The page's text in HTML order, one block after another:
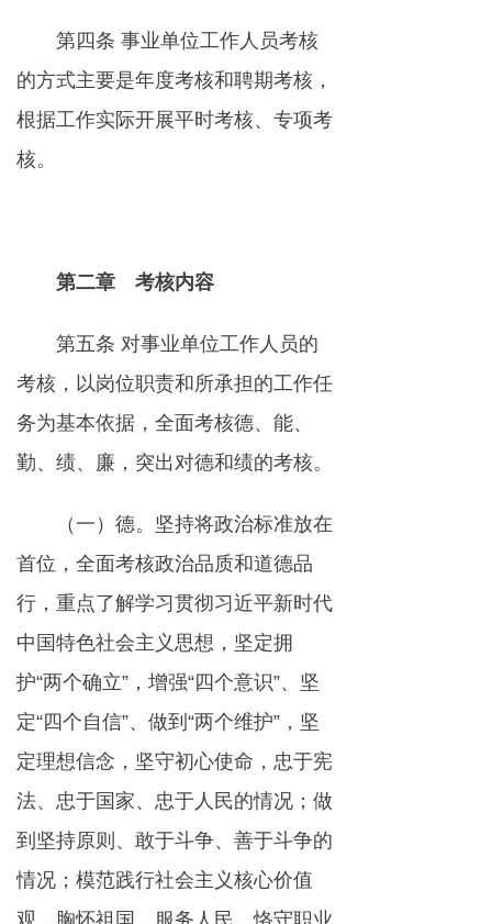
第四条 事业单位工作人员考核
的方式主要是年度考核和聘期考核，
根据工作实际开展平时考核、专项考
核。
第二章 考核内容
第五条 对事业单位工作人员的
考核，以岗位职责和所承担的工作任
务为基本依据，全面考核德、能、
勤、绩、廉，突出对德和绩的考核。
（一）德。坚持将政治标准放在
首位，全面考核政治品质和道德品
行，重点了解学习贯彻习近平新时代
中国特色社会主义思想，坚定拥
护“两个确立”，增强“四个意识”、坚
定“四个自信”、做到“两个维护”，坚
定理想信念，坚守初心使命，忠于宪
法、忠于国家、忠于人民的情况；做
到坚持原则、敢于斗争、善于斗争的
情况；模范践行社会主义核心价值
观，胸怀祖国、服务人民，恪守职业